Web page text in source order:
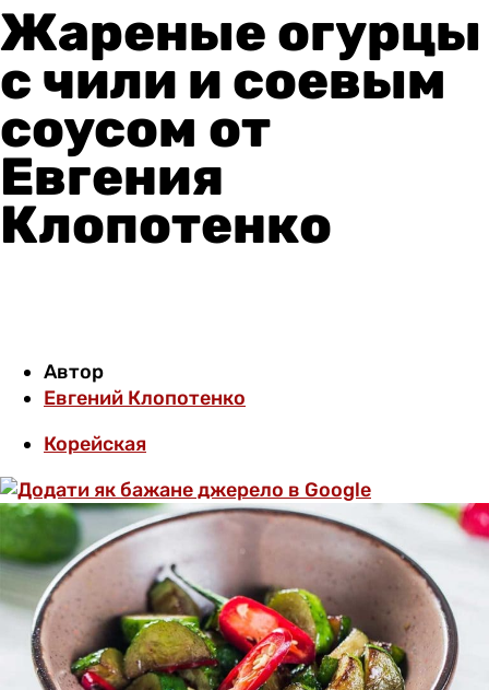
Жареные огурцы
с чили и соевым
соусом от
Евгения
Клопотенко
Автор
Евгений Клопотенко
Корейская